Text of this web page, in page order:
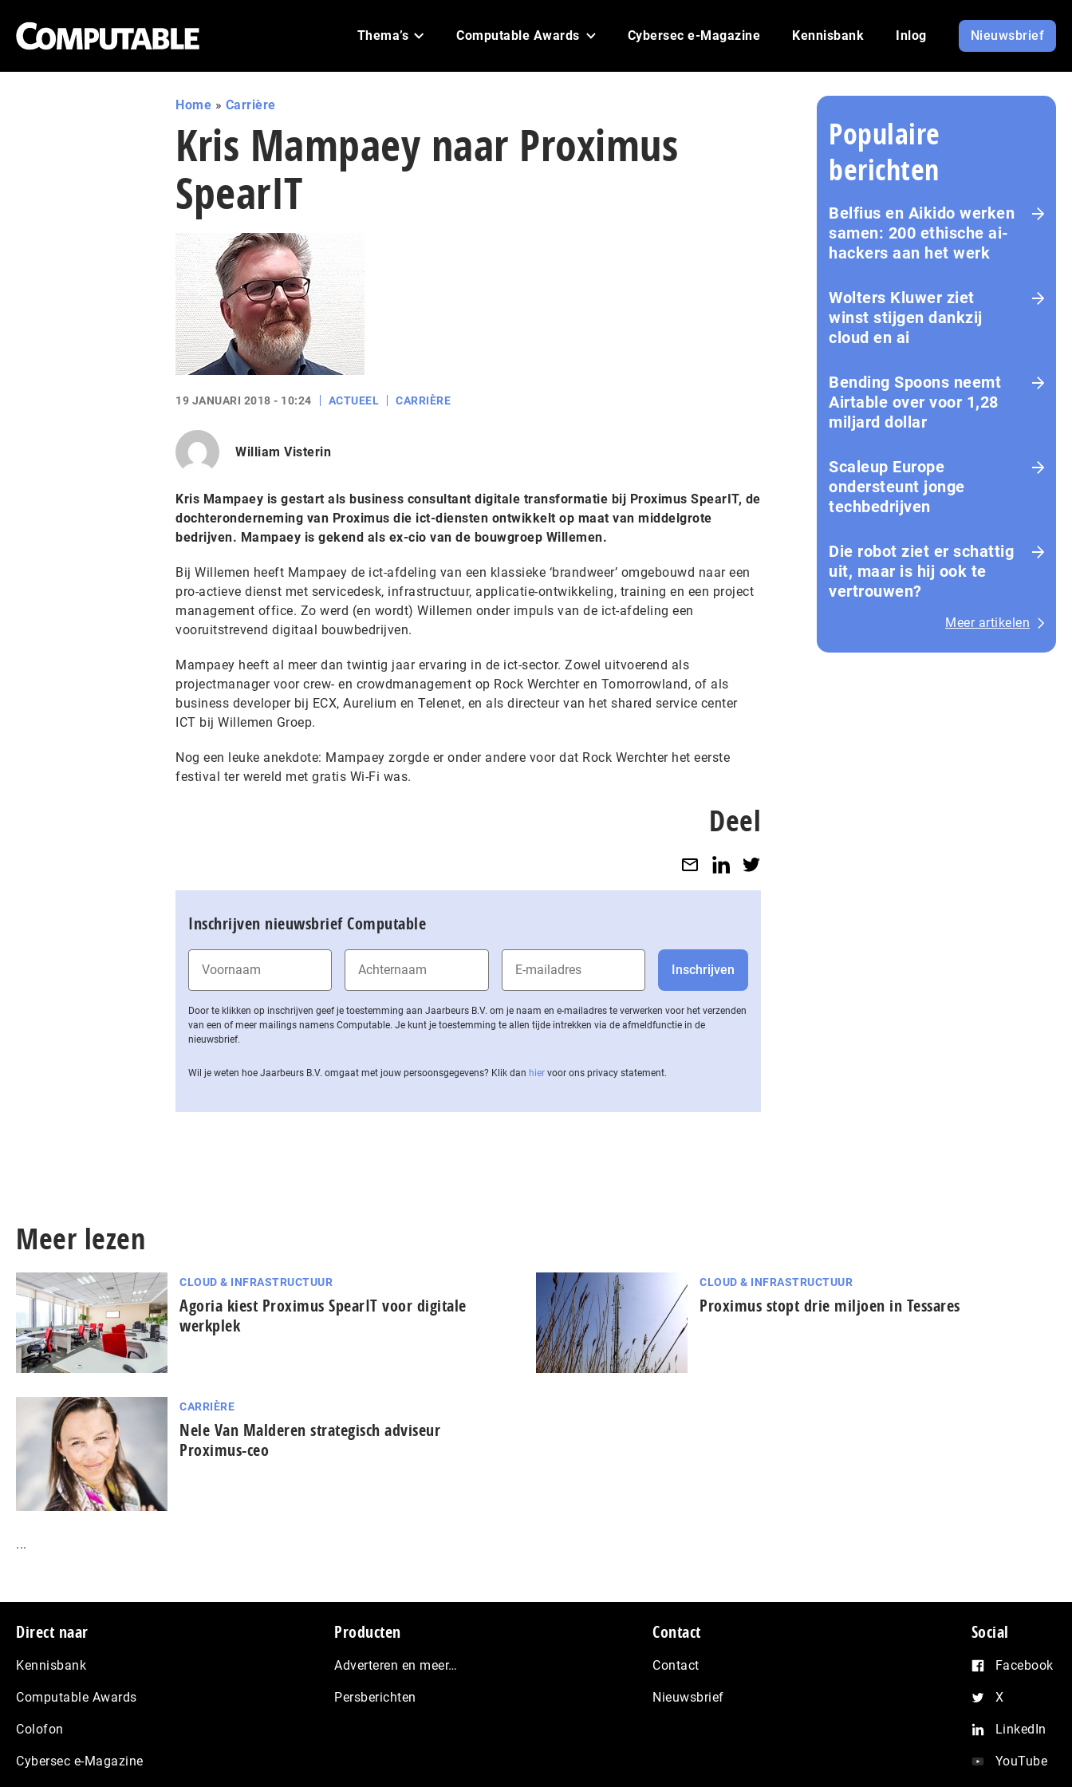
Thema’s Computable Awards Cybersec e-Magazine Kennisbank Inlog Nieuwsbrief
Home » Carrière
Kris Mampaey naar Proximus
SpearIT
19 JANUARI 2018 - 10:24 ACTUEEL CARRIÈRE
William Visterin
Kris Mampaey is gestart als business consultant digitale transformatie bij Proximus SpearIT, de
dochteronderneming van Proximus die ict-diensten ontwikkelt op maat van middelgrote
bedrijven. Mampaey is gekend als ex-cio van de bouwgroep Willemen.
Bij Willemen heeft Mampaey de ict-afdeling van een klassieke ‘brandweer’ omgebouwd naar een
pro-actieve dienst met servicedesk, infrastructuur, applicatie-ontwikkeling, training en een project
management office. Zo werd (en wordt) Willemen onder impuls van de ict-afdeling een
vooruitstrevend digitaal bouwbedrijven.
Mampaey heeft al meer dan twintig jaar ervaring in de ict-sector. Zowel uitvoerend als
projectmanager voor crew- en crowdmanagement op Rock Werchter en Tomorrowland, of als
business developer bij ECX, Aurelium en Telenet, en als directeur van het shared service center
ICT bij Willemen Groep.
Nog een leuke anekdote: Mampaey zorgde er onder andere voor dat Rock Werchter het eerste
festival ter wereld met gratis Wi-Fi was.
Deel
Inschrijven nieuwsbrief Computable
Door te klikken op inschrijven geef je toestemming aan Jaarbeurs B.V. om je naam en e-mailadres te verwerken voor het verzenden
van een of meer mailings namens Computable. Je kunt je toestemming te allen tijde intrekken via de af­meld­func­tie in de
nieuwsbrief.
Wil je weten hoe Jaarbeurs B.V. omgaat met jouw per­soons­ge­ge­vens? Klik dan hier voor ons privacy statement.
Populaire
berichten
Belfius en Aikido werken
samen: 200 ethische ai-
hackers aan het werk
Wolters Kluwer ziet
winst stijgen dankzij
cloud en ai
Bending Spoons neemt
Airtable over voor 1,28
miljard dollar
Scaleup Europe
ondersteunt jonge
techbedrijven
Die robot ziet er schattig
uit, maar is hij ook te
vertrouwen?
Meer artikelen
Meer lezen
CLOUD & INFRASTRUCTUUR
Agoria kiest Proximus SpearIT voor digitale
werkplek
CLOUD & INFRASTRUCTUUR
Proximus stopt drie miljoen in Tessares
CARRIÈRE
Nele Van Malderen strategisch adviseur
Proximus-ceo
...
Footer
Direct naar
Kennisbank
Computable Awards
Colofon
Cybersec e-Magazine
Producten
Adverteren en meer…
Persberichten
Contact
Contact
Nieuwsbrief
Social
Facebook
X
LinkedIn
YouTube